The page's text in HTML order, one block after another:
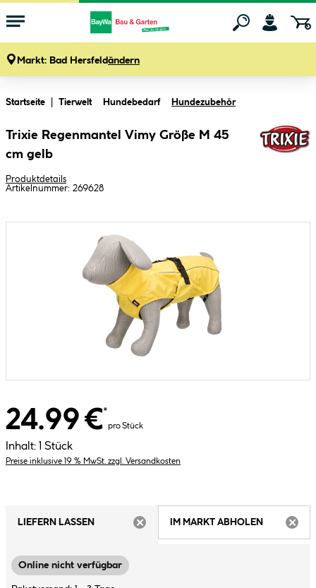
Markt: Bad Hersfeldändern
Startseite Tierwelt Hundebedarf Hundezubehör
Trixie Regenmantel Vimy Größe M 45
cm gelb
Produktdetails
Artikelnummer: 269628
24.99 €*
pro Stück
Inhalt: 1 Stück
Preise inklusive 19 % MwSt. zzgl. Versandkosten
LIEFERN LASSEN
IM MARKT ABHOLEN
Online nicht verfügbar